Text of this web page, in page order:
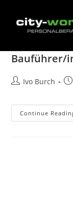
Bauführer/
Ivo Burch
Continue